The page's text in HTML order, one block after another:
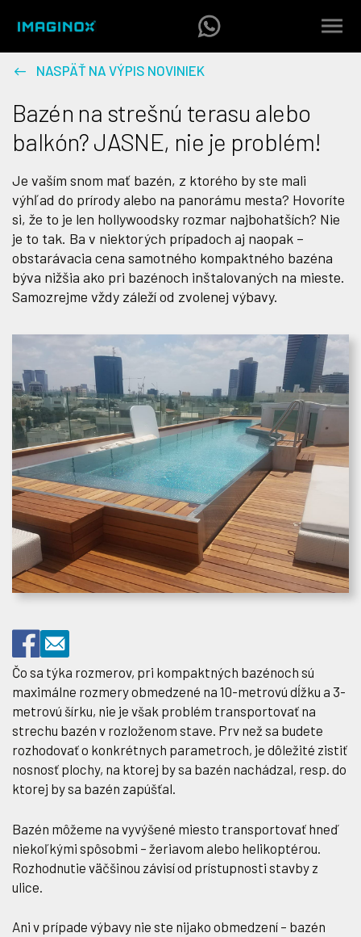
NASPÄŤ NA VÝPIS NOVINIEK
Bazén na strešnú terasu alebo
balkón? JASNE, nie je problém!
Je vaším snom mať bazén, z ktorého by ste mali
výhľad do prírody alebo na panorámu mesta? Hovoríte
si, že to je len hollywoodsky rozmar najbohatších? Nie
je to tak. Ba v niektorých prípadoch aj naopak –
obstarávacia cena samotného kompaktného bazéna
býva nižšia ako pri bazénoch inštalovaných na mieste.
Samozrejme vždy záleží od zvolenej výbavy.
Čo sa týka rozmerov, pri kompaktných bazénoch sú
maximálne rozmery obmedzené na 10-metrovú dĺžku a 3-
metrovú šírku, nie je však problém transportovať na
strechu bazén v rozloženom stave. Prv než sa budete
rozhodovať o konkrétnych parametroch, je dôležité zistiť
nosnosť plochy, na ktorej by sa bazén nachádzal, resp. do
ktorej by sa bazén zapúšťal.
Bazén môžeme na vyvýšené miesto transportovať hneď
niekoľkými spôsobmi – žeriavom alebo helikoptérou.
Rozhodnutie väčšinou závisí od prístupnosti stavby z
ulice.
Ani v prípade výbavy nie ste nijako obmedzení – bazén